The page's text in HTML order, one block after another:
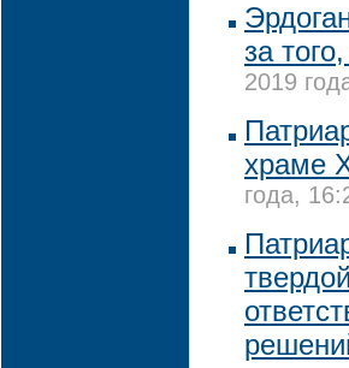
за
2019
храме
года,